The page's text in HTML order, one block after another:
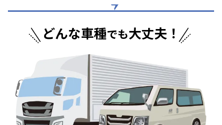
どんな車種でも大丈夫！